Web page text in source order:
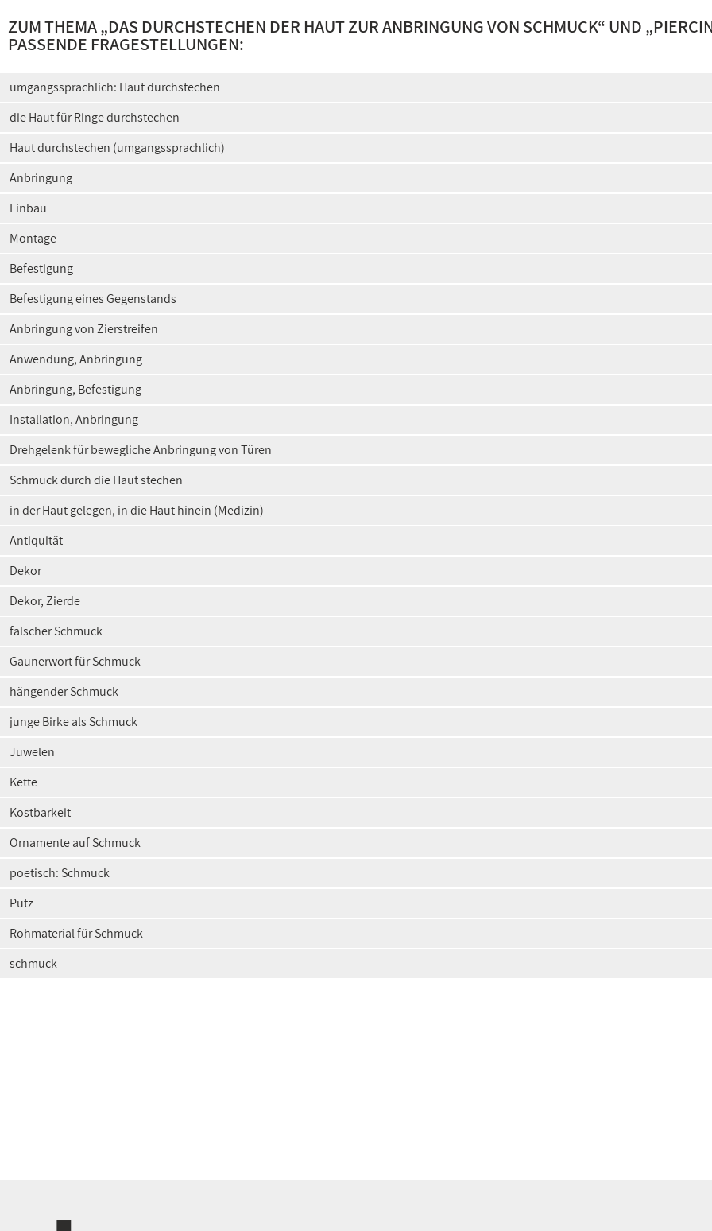
ZUM THEMA „DAS DURCHSTECHEN DER HAUT ZUR ANBRINGUNG VON SCHMUCK“ UND „
PASSENDE FRAGESTELLUNGEN:
umgangssprachlich: Haut durchstechen
die Haut für Ringe durchstechen
Haut durchstechen (umgangssprachlich)
Anbringung
Einbau
Montage
Befestigung
Befestigung eines Gegenstands
Anbringung von Zierstreifen
Anwendung, Anbringung
Anbringung, Befestigung
Installation, Anbringung
Drehgelenk für bewegliche Anbringung von Türen
Schmuck durch die Haut stechen
in der Haut gelegen, in die Haut hinein (Medizin)
Antiquität
Dekor
Dekor, Zierde
falscher Schmuck
Gaunerwort für Schmuck
hängender Schmuck
junge Birke als Schmuck
Juwelen
Kette
Kostbarkeit
Ornamente auf Schmuck
poetisch: Schmuck
Putz
Rohmaterial für Schmuck
schmuck